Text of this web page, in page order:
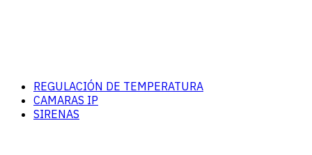
REGULACIÓN DE TEMPERATURA
CAMARAS IP
SIRENAS